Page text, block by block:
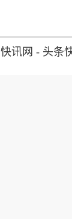
快讯网 - 头条